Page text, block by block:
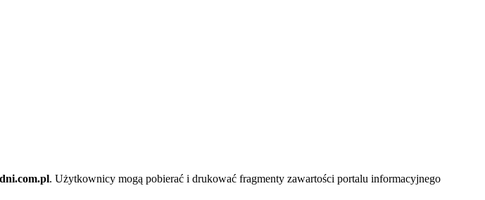
. Użytkownicy mogą pobierać i drukować fragmenty zawartości portalu informacyjnego